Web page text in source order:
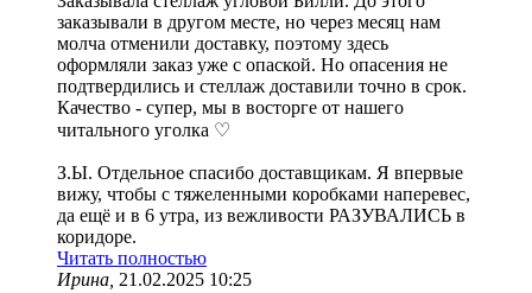
заказывали в другом месте, но через месяц нам
молча отменили доставку, поэтому здесь
оформляли заказ уже с опаской. Но опасения не
подтвердились и стеллаж доставили точно в срок.
Качество - супер, мы в восторге от нашего
читального уголка ♡
З.Ы. Отдельное спасибо доставщикам. Я впервые
вижу, чтобы с тяжеленными коробками наперевес,
да ещё и в 6 утра, из вежливости РАЗУВАЛИСЬ в
коридоре.
Читать полностью
Ирина, 21.02.2025 10:25